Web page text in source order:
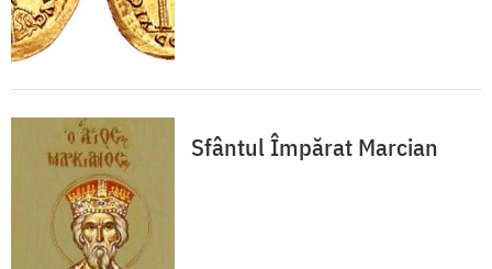
Sfântul Împărat Marcian